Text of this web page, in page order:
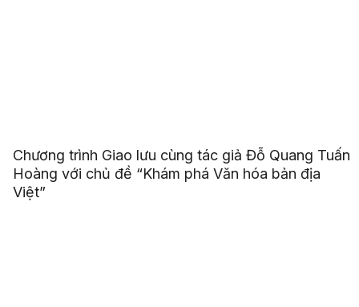
Chương trình Giao lưu cùng tác giả Đỗ Quang Tuấn
Hoàng với chủ đề “Khám phá Văn hóa bản địa
Việt”